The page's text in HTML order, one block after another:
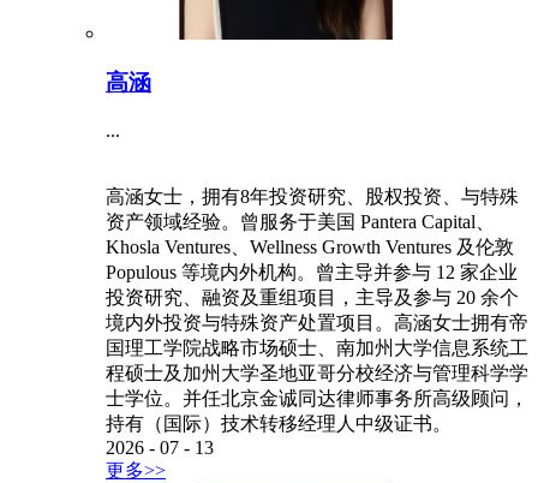
高涵
...
高涵女士，拥有8年投资研究、股权投资、与特殊
资产领域经验。曾服务于美国 Pantera Capital、
Khosla Ventures、Wellness Growth Ventures 及伦敦
Populous 等境内外机构。曾主导并参与 12 家企业
投资研究、融资及重组项目，主导及参与 20 余个
境内外投资与特殊资产处置项目。高涵女士拥有帝
国理工学院战略市场硕士、南加州大学信息系统工
程硕士及加州大学圣地亚哥分校经济与管理科学学
士学位。并任北京金诚同达律师事务所高级顾问，
持有（国际）技术转移经理人中级证书。
2026 - 07 - 13
更多>>